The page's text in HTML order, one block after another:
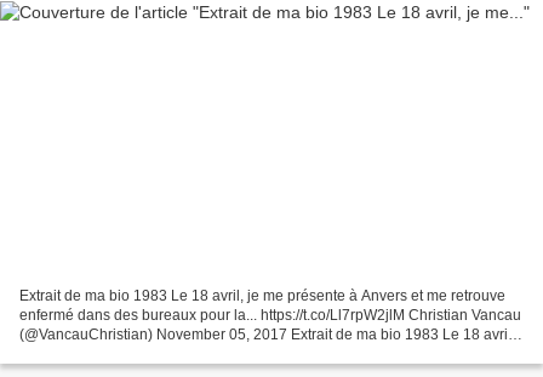
Extrait de ma bio 1983 Le 18 avril, je me présente à Anvers et me retrouve
enfermé dans des bureaux pour la... https://t.co/Ll7rpW2jlM Christian Vancau
(@VancauChristian) November 05, 2017 Extrait de ma bio 1983 Le 18 avril,